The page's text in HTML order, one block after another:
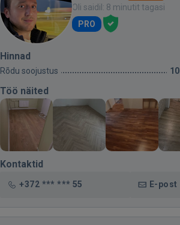
Oli saidil: 8 minutit tagasi
PRO
Hinnad
Rõdu soojustus
Töö näited
Kontaktid
+372 *** *** 55 E-post